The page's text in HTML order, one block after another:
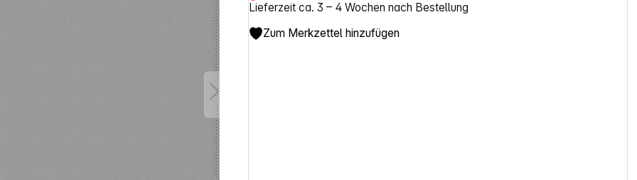
Lieferzeit ca. 3 – 4 Wochen nach Bestellung
Zum Merkzettel hinzufügen